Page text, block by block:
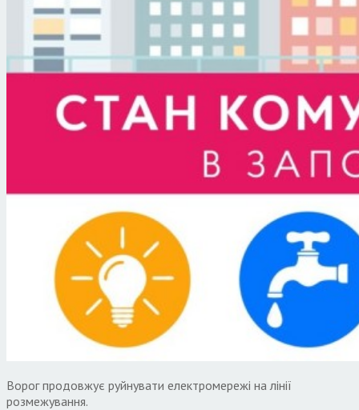
Ворог продовжує руйнувати електромережі на лінії
розмежування.